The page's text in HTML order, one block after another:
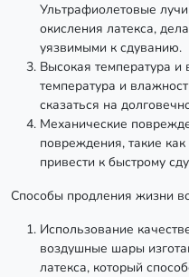
Ультрафиолетовые лучи
окисления латекса,
уязвимыми к сдуванию.
Высокая температура
температура и
сказаться на
Механические
повреждения, такие
привести к быстрому
Способы продления жизни
Использование
воздушные шары
латекса, который